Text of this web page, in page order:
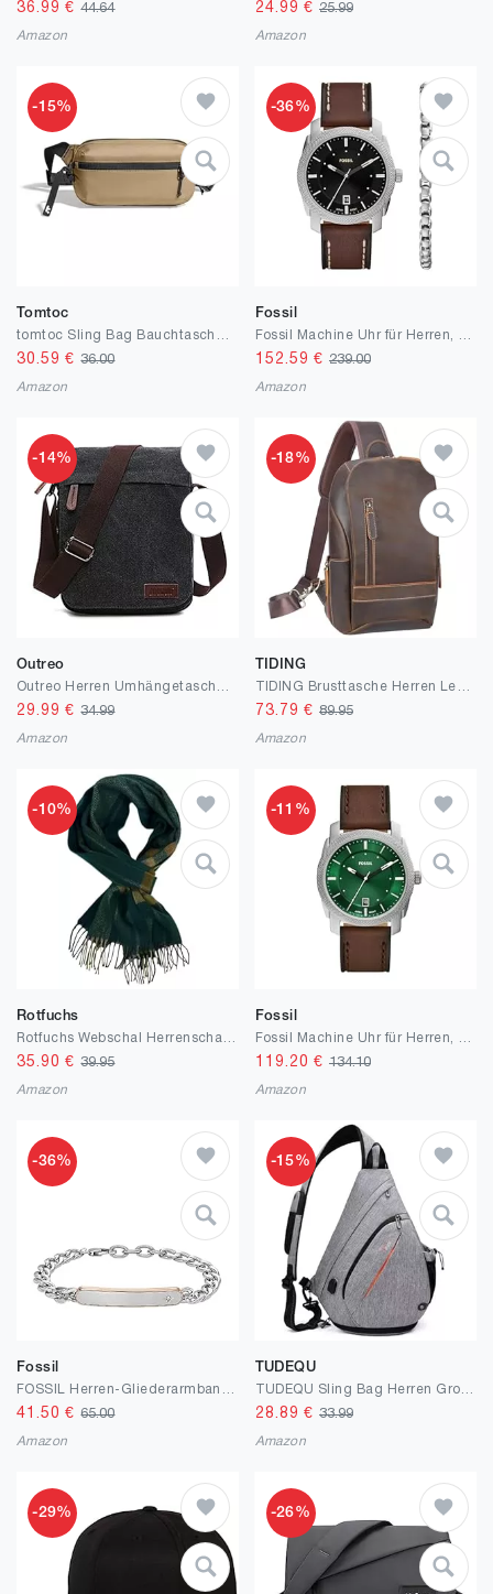
36.99 €44.64
Amazon
24.99 € 25.99
Amazon
-15%
Tomtoc
30.59 €36.00
Amazon
-36%
Fossil
152.59 € 239.00
Amazon
-14%
Outreo
29.99 €34.99
Amazon
-18%
TIDING
73.79 € 89.95
Amazon
-10%
Rotfuchs
35.90 €39.95
Amazon
-11%
Fossil
119.20 € 134.10
Amazon
-36%
Fossil
41.50 €65.00
Amazon
-15%
TUDEQU
28.89 € 33.99
Amazon
-29% -26%